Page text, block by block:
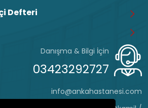
Defteri
Danışma & Bilgi İçin
03423292727
info@ankahastanesi.com